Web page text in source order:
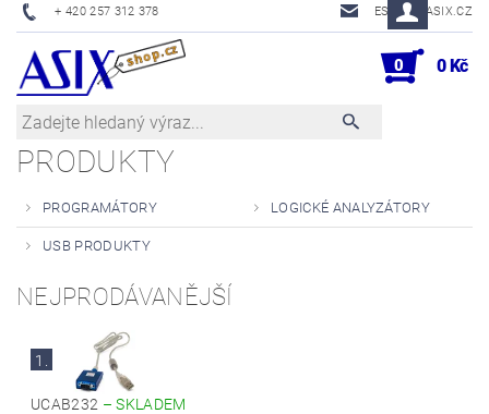
+ 420 257 312 378 ESHOP@ASIX.CZ
0 0 Kč
PRODUKTY
PROGRAMÁTORY LOGICKÉ ANALYZÁTORY
USB PRODUKTY
NEJPRODÁVANĚJŠÍ
1.
UCAB232 –SKLADEM